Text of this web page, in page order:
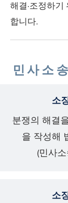
해결·조정하기
합니다.
민사소
소
분쟁의 해결
을 작성해
(민사
소